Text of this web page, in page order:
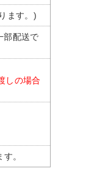
ます。)
部配送で
しの場合
。